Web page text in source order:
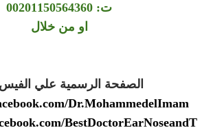
ت: 00201150564360
او من خلال
الصفحة الرسمية علي
Dr.MohammedelImam
BestDoctorEarNoseandT